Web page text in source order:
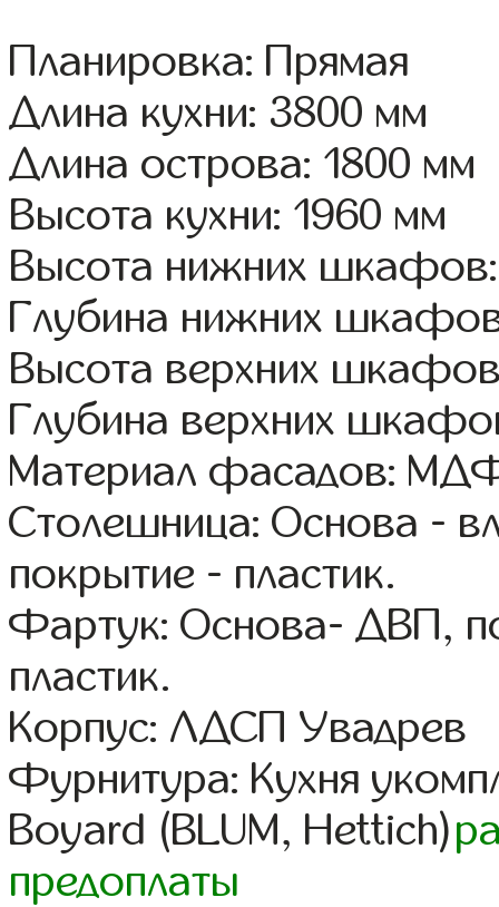
Планировка: Прямая
Длина кухни: 3800 мм
Длина острова: 1800 мм
Высота кухни: 1960 мм
Высота нижних
Глубина нижних
Высота верхних
Глубина верхних
Материал фасадов:
Столешница: Основа -
покрытие - пластик.
Фартук: Основа- ДВП,
пластик.
Корпус: ЛДСП Увадрев
Фурнитура: Кухня
Boyard (BLUM, Hettich)
предоплаты